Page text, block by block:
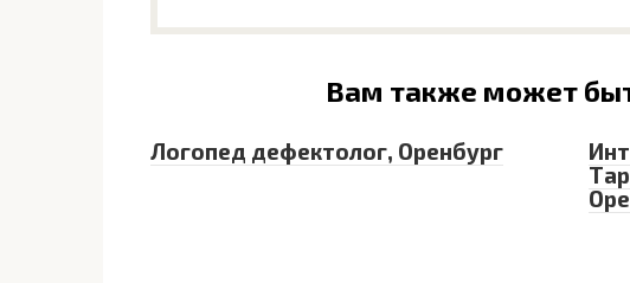
Вам также может
Логопед дефектолог, Оренбург